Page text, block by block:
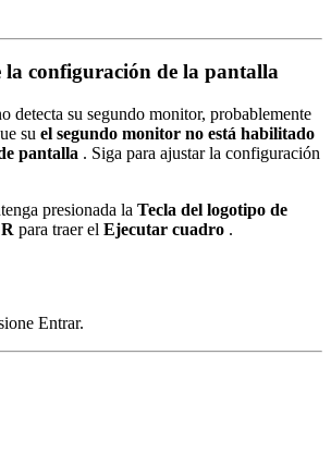
la configuración de la pantalla
detecta su segundo monitor, probablemente
su el segundo monitor no está habilitado
pantalla . Siga para ajustar la configuración
presionada la Tecla del logotipo de
R para traer el Ejecutar cuadro .
Entrar.